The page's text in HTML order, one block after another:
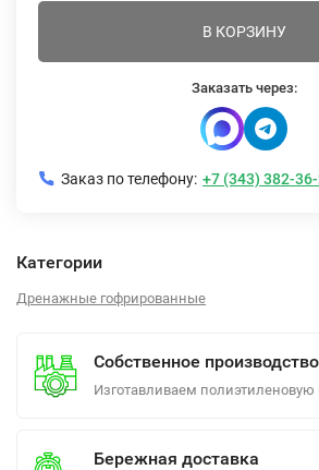
В КОРЗИНУ
Заказать через:
Заказ по телефону: +7 (343) 382-
Категории
Дренажные гофрированные
Собственное производство
Изготавливаем
Бережная доставка